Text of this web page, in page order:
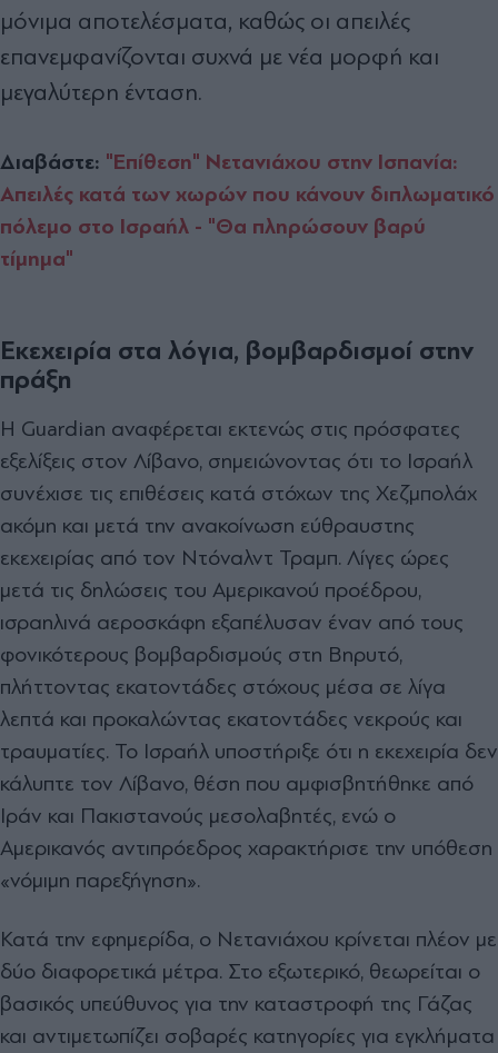
μόνιμα αποτελέσματα, καθώς οι απειλές
επανεμφανίζονται συχνά με νέα μορφή και
μεγαλύτερη ένταση.
Διαβάστε: "Επίθεση" Νετανιάχου στην Ισπανία:
Απειλές κατά των χωρών που κάνουν διπλωματικό
πόλεμο στο Ισραήλ - "Θα πληρώσουν βαρύ
τίμημα"
Εκεχειρία στα λόγια, βομβαρδισμοί στην
πράξη
Η Guardian αναφέρεται εκτενώς στις πρόσφατες
εξελίξεις στον Λίβανο, σημειώνοντας ότι το Ισραήλ
συνέχισε τις επιθέσεις κατά στόχων της Χεζμπολάχ
ακόμη και μετά την ανακοίνωση εύθραυστης
εκεχειρίας από τον Ντόναλντ Τραμπ. Λίγες ώρες
μετά τις δηλώσεις του Αμερικανού προέδρου,
ισραηλινά αεροσκάφη εξαπέλυσαν έναν από τους
φονικότερους βομβαρδισμούς στη Βηρυτό,
πλήττοντας εκατοντάδες στόχους μέσα σε λίγα
λεπτά και προκαλώντας εκατοντάδες νεκρούς και
τραυματίες. Το Ισραήλ υποστήριξε ότι η εκεχειρία δεν
κάλυπτε τον Λίβανο, θέση που αμφισβητήθηκε από
Ιράν και Πακιστανούς μεσολαβητές, ενώ ο
Αμερικανός αντιπρόεδρος χαρακτήρισε την υπόθεση
«νόμιμη παρεξήγηση».
Κατά την εφημερίδα, ο Νετανιάχου κρίνεται πλέον με
δύο διαφορετικά μέτρα. Στο εξωτερικό, θεωρείται ο
βασικός υπεύθυνος για την καταστροφή της Γάζας
και αντιμετωπίζει σοβαρές κατηγορίες για εγκλήματα